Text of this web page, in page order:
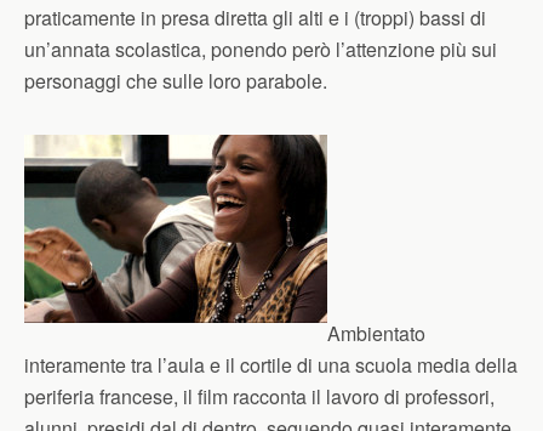
praticamente in presa diretta gli alti e i (troppi) bassi di
un’annata scolastica, ponendo però l’attenzione più sui
personaggi che sulle loro parabole.
Ambientato
interamente tra l’aula e il cortile di una scuola media della
periferia francese, il film racconta il lavoro di professori,